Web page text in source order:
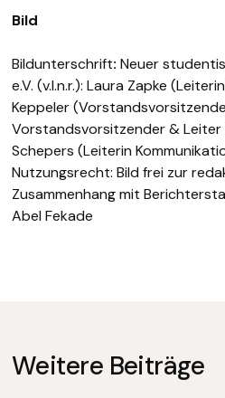
Bild
Bildunterschrift: Neuer
e.V. (v.l.n.r.): Laura Zapke
Keppeler
Vorstandsvorsitzender & Leiter
Schepers (Leiterin
Nutzungsrecht: Bild frei zur
Zusammenhang mit
Abel Fekade
Weitere Beiträge